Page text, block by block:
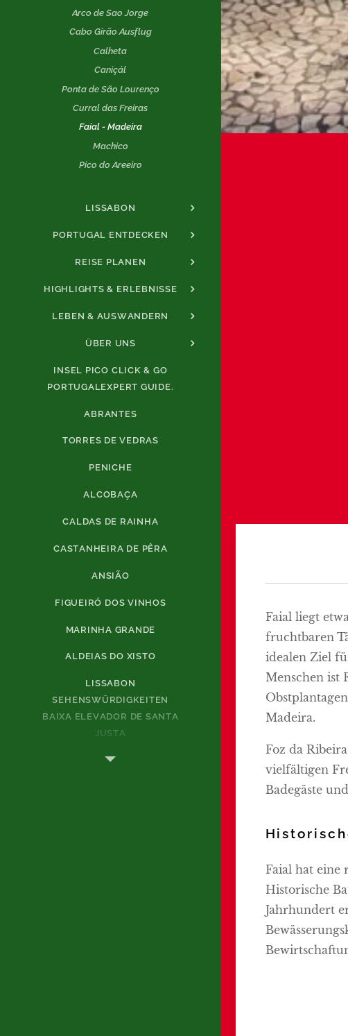
Arco de Sao Jorge
Cabo Girão Ausflug
Calheta
Caniçál
Ponta de São Lourenço
Curral das Freiras
Faial - Madeira
Machico
Pico do Areeiro
LISSABON
PORTUGAL ENTDECKEN
REISE PLANEN
HIGHLIGHTS & ERLEBNISSE
LEBEN & AUSWANDERN
ÜBER UNS
INSEL PICO CLICK & GO
PORTUGALEXPERT GUIDE.
ABRANTES
TORRES DE VEDRAS
PENICHE
ALCOBAÇA
CALDAS DE RAINHA
CASTANHEIRA DE PÊRA
ANSIÃO
FIGUEIRÓ DOS VINHOS
MARINHA GRANDE
ALDEIAS DO XISTO
LISSABON
SEHENSWÜRDIGKEITEN
BAIXA ELEVADOR DE SANTA
JUSTA
Faial liegt
fruchtbaren
idealen Ziel
Menschen ist
Madeira.
Foz da
vielfältigen
Badegäste
Faial hat eine
Historische
Jahrhundert